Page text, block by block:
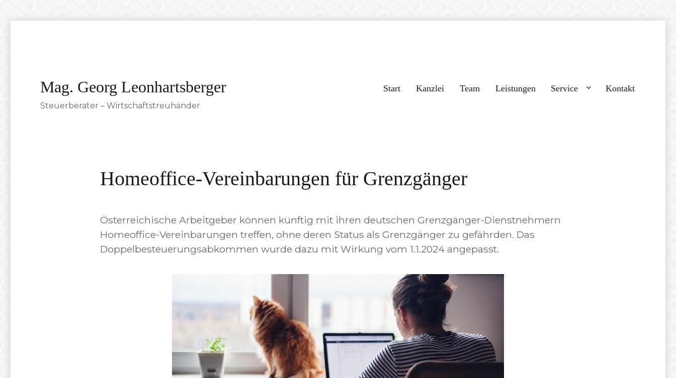
Mag. Georg Leonhartsberger
Steuerberater – Wirtschaftstreuhänder
Start Kanzlei Team Leistungen Service Kontakt
Homeoffice-Vereinbarungen für Grenzgänger
Österreichische Arbeitgeber können künftig mit ihren deutschen Grenzgänger-Dienstnehmern
Homeoffice-Vereinbarungen treffen, ohne deren Status als Grenzgänger zu gefährden. Das
Doppelbesteuerungsabkommen wurde dazu mit Wirkung vom 1.1.2024 angepasst.